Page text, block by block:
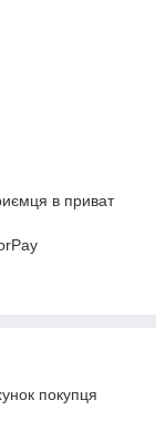
в приват
покупця